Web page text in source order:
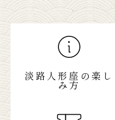
淡路人形座の楽し
み方